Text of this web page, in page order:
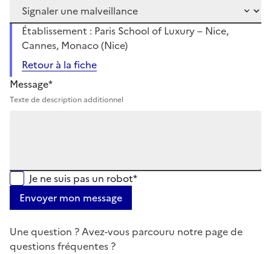
Établissement : Paris School of Luxury – Nice,
Cannes, Monaco (Nice)
Retour à la fiche
Message*
Texte de description additionnel
Je ne suis pas un robot*
Envoyer mon message
Une question ? Avez-vous parcouru notre page de
questions fréquentes ?